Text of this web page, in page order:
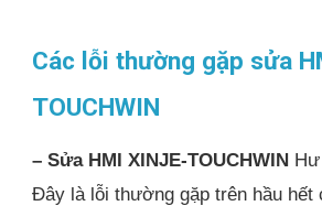
Các lỗi thường gặp sửa
TOUCHWIN
– Sửa HMI XINJE-TOUCHWIN
Đây là lỗi thường gặp trên hầu hết